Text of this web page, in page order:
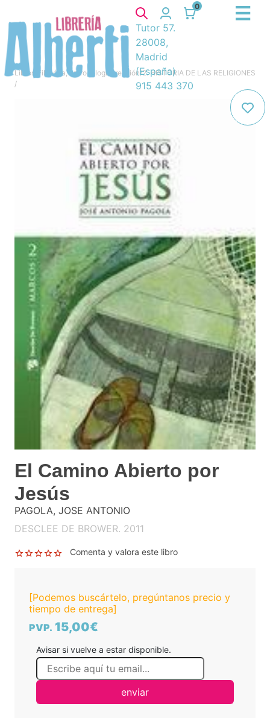
0
Tutor 57.
28008,
Madrid
(España)
915 443 370
Libros Filosófía, antropología, religión/2. HISTORIA DE LAS RELIGIONES
/
El Camino Abierto por
Jesús
PAGOLA, JOSE ANTONIO
DESCLEE DE BROWER. 2011
Comenta y valora este libro
[Podemos buscártelo, pregúntanos precio y
tiempo de entrega]
PVP. 15,00€
Avisar si vuelve a estar disponible.
enviar